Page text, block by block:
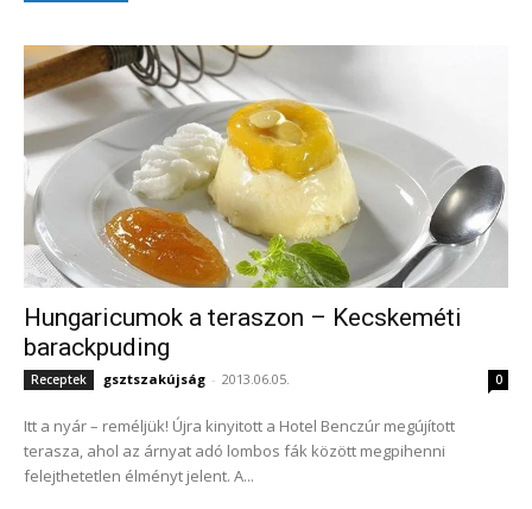
Hungaricumok a teraszon – Kecskeméti
barackpuding
Receptek gsztszakújság - 2013.06.05. 0
Itt a nyár – reméljük! Újra kinyitott a Hotel Benczúr megújított
terasza, ahol az árnyat adó lombos fák között megpihenni
felejthetetlen élményt jelent. A...